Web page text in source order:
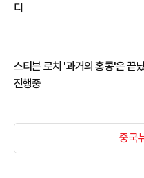
디
스티븐 로치 '과거의 홍콩'은 끝
진행중
중국